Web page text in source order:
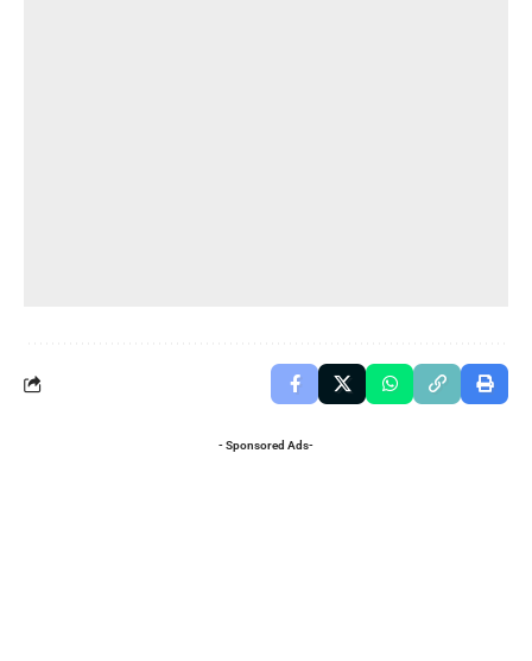
- Sponsored Ads-